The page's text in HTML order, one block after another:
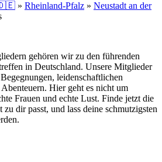
🇩🇪 » Rheinland-Pfalz » Neustadt an der
gehören wir zu den führenden
in Deutschland. Unsere Mitglieder
leidenschaftlichen
Hier geht es nicht um
Frauen und echte Lust. Finde jetzt die
dir passt, und lass deine schmutzigsten